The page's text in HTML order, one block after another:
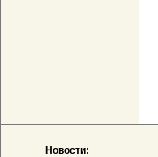
Новости: